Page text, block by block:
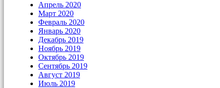
Апрель 2020
Март 2020
Февраль 2020
Январь 2020
Декабрь 2019
Ноябрь 2019
Октябрь 2019
Сентябрь 2019
Август 2019
Июль 2019